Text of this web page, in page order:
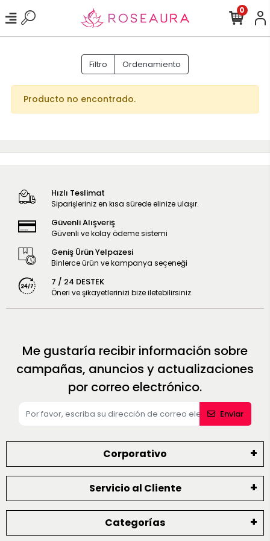
0
Filtro Ordenamiento
Producto no encontrado.
Hızlı Teslimat
Siparişleriniz en kısa sürede elinize ulaşır.
Güvenli Alışveriş
Güvenli ve kolay ödeme sistemi
Geniş Ürün Yelpazesi
Binlerce ürün ve kampanya seçeneği
7 / 24 DESTEK
Öneri ve şikayetlerinizi bize iletebilirsiniz.
Me gustaría recibir información sobre
campañas, anuncios y actualizaciones
por correo electrónico.
Enviar
Corporativo
Servicio al Cliente
Categorías